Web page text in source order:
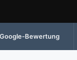
Google-Bewertung